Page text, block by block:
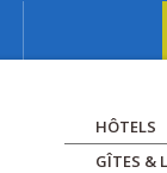
HÔTELS
GÎTES &